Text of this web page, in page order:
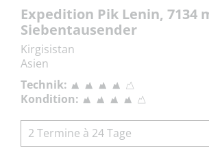
Expedition Pik Lenin, 7134
Siebentausender
Kirgisistan
Asien
Technik:
Kondition:
2 Termine à 24 Tage